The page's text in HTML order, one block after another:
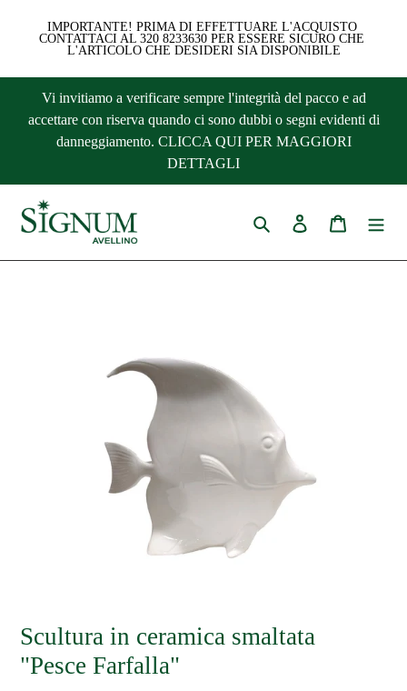
IMPORTANTE! PRIMA DI EFFETTUARE L'ACQUISTO
CONTATTACI AL 320 8233630 PER ESSERE SICURO CHE
L'ARTICOLO CHE DESIDERI SIA DISPONIBILE
direttamente
Vi invitiamo a verificare sempre l'integrità del pacco e ad
accettare con riserva quando ci sono dubbi o segni evidenti di
danneggiamento. CLICCA QUI PER MAGGIORI
DETTAGLI
Cerca Accedi Carrello
Scultura in ceramica smaltata
"Pesce Farfalla"